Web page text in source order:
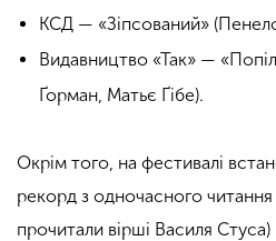
КСД — «Зіпсований»
Видавництво «Так» —
Ґорман, Матьє Ґібе).
Окрім того, на фестивалі
рекорд з одночасного
прочитали вірші Василя Стуса)